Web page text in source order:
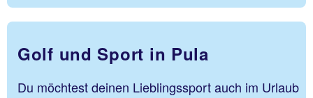
Golf und Sport in Pula
Du möchtest deinen Lieblingssport auch im Urlaub